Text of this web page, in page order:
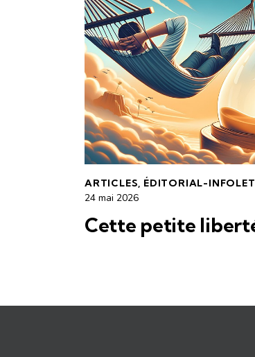
ARTICLES, ÉDITORIAL-
24 mai 2026
Cette petite